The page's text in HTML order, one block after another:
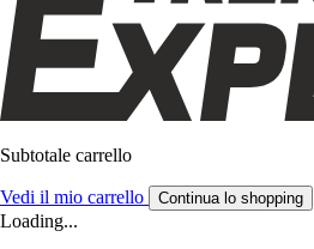
Subtotale carrello
Vedi il mio carrello Continua lo shopping
Loading...